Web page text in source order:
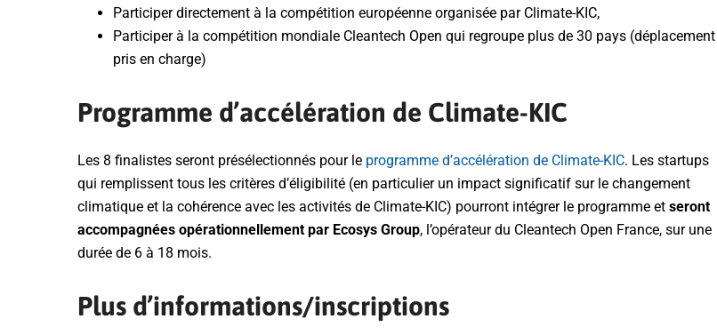
Participer directement à la compétition européenne organisée par Climate-KIC,
Participer à la compétition mondiale Cleantech Open qui regroupe plus de 30 pays (déplacement
pris en charge)
Programme d’accélération de Climate-KIC
Les 8 finalistes seront présélectionnés pour le programme d’accélération de Climate-KIC. Les startups
qui remplissent tous les critères d’éligibilité (en particulier un impact significatif sur le changement
climatique et la cohérence avec les activités de Climate-KIC) pourront intégrer le programme et seront
accompagnées opérationnellement par Ecosys Group, l’opérateur du Cleantech Open France, sur une
durée de 6 à 18 mois.
Plus d’informations/inscriptions